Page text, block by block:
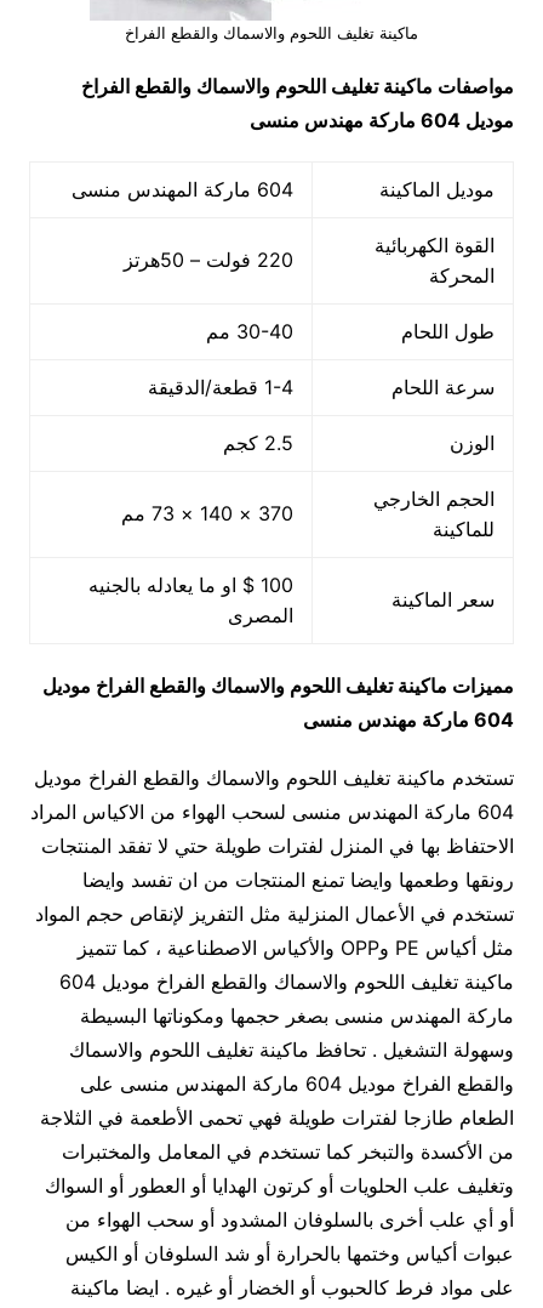
ماكينة تغليف اللحوم والاسماك والقطع الفراخ
مواصفات ماكينة تغليف اللحوم والاسماك والقطع الفراخ
موديل 604
ماركة مهندس منسى
موديل الماكينة 604 ماركة المهندس منسى
القوة الكهربائية
المحركة
220 فولت – 50هرتز
طول اللحام 30-40 مم
سرعة اللحام 1-4 قطعة/الدقيقة
الوزن 2.5 كجم
الحجم الخارجي
للماكينة
370 × 140 × 73 مم
سعر الماكينة
100 $ او ما يعادله بالجنيه
المصرى
مميزات ماكينة تغليف اللحوم والاسماك والقطع الفراخ موديل
604 ماركة مهندس منسى
تستخدم ماكينة تغليف اللحوم والاسماك والقطع الفراخ موديل
604 ماركة المهندس منسى لسحب الهواء من الاكياس المراد
الاحتفاظ بها في المنزل لفترات طويلة حتي لا تفقد المنتجات
رونقها وطعمها وايضا تمنع المنتجات من ان تفسد وايضا
تستخدم في الأعمال المنزلية مثل التفريز لإنقاص حجم المواد
مثل أكياس PE وOPP والأكياس الاصطناعية ، كما تتميز
ماكينة تغليف اللحوم والاسماك والقطع الفراخ موديل 604
ماركة المهندس منسى بصغر حجمها ومكوناتها البسيطة
وسهولة التشغيل . تحافظ ماكينة تغليف اللحوم والاسماك
والقطع الفراخ موديل 604 ماركة المهندس منسى على
الطعام طازجا لفترات طويلة فهي تحمى الأطعمة في الثلاجة
من الأكسدة والتبخر كما تستخدم في المعامل والمختبرات
وتغليف علب الحلويات أو كرتون الهدايا أو العطور أو السواك
أو أي علب أخرى بالسلوفان المشدود أو سحب الهواء من
عبوات أكياس وختمها بالحرارة أو شد السلوفان أو الكيس
على مواد فرط كالحبوب أو الخضار أو غيره . ايضا ماكينة